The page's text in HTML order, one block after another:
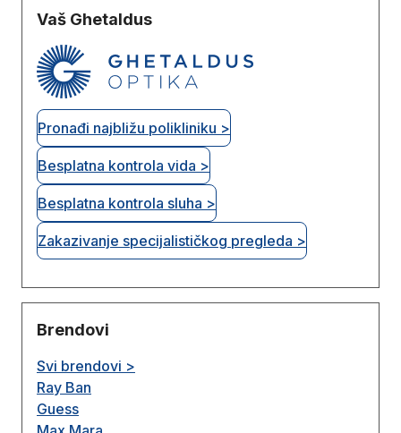
Vaš Ghetaldus
Pronađi najbližu polikliniku >
Besplatna kontrola vida >
Besplatna kontrola sluha >
Zakazivanje specijalističkog pregleda >
Brendovi
Svi brendovi >
Ray Ban
Guess